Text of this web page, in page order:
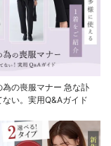
為の喪服マナー 急な訃
ない。実用Q&Aガイド